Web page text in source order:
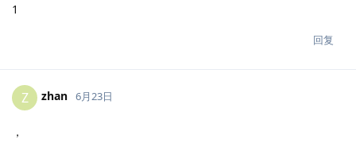
1
回复
Z zhan 6月23日
，